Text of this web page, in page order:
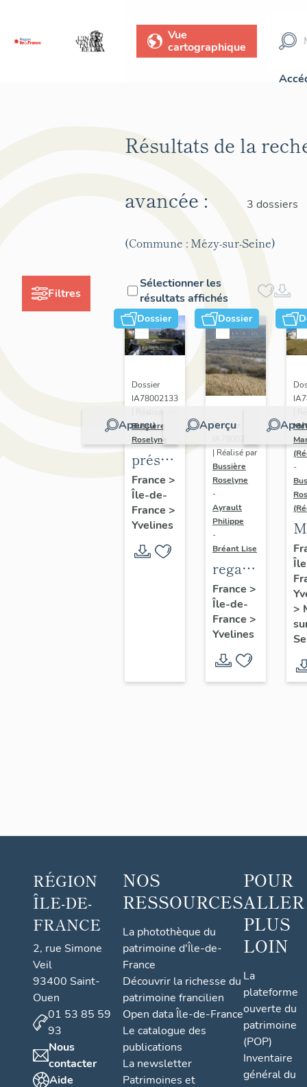
Vue
cartographique
Filtres
Résultats de la
avancée :
3 dossiers
(Commune : Mézy-sur-Seine)
Sélectionner les
résultats affichés
Dossier
Aperçu
Dossier
IA78002133
Bussière
Roselyne
présentation
du
diagnostic
patrimonial,
et
France >
Île-de-
France >
Yvelines
Dossier
Aperçu
Dossier
| Réalisé par
Bussière
Roselyne
-
Ayrault
Philippe
-
Bréant Lise
regard
sur le
territoire
Seine-
Aval
France >
Île-de-
France >
Yvelines
-
>
RÉGION
ÎLE-DE-
FRANCE
2, rue Simone
Veil
93400 Saint-
Ouen
01 53 85 59
93
Nous
contacter
Aide
NOS
RESSOURCES
La photothèque du
patrimoine d'Île-de-
France
Découvrir la richesse du
patrimoine francilien
Open data Île-de-France
Le catalogue des
publications
La newsletter
Patrimoines et
POUR
ALLER
PLUS
LOIN
La
plateforme
ouverte du
patrimoine
(POP)
Inventaire
général du